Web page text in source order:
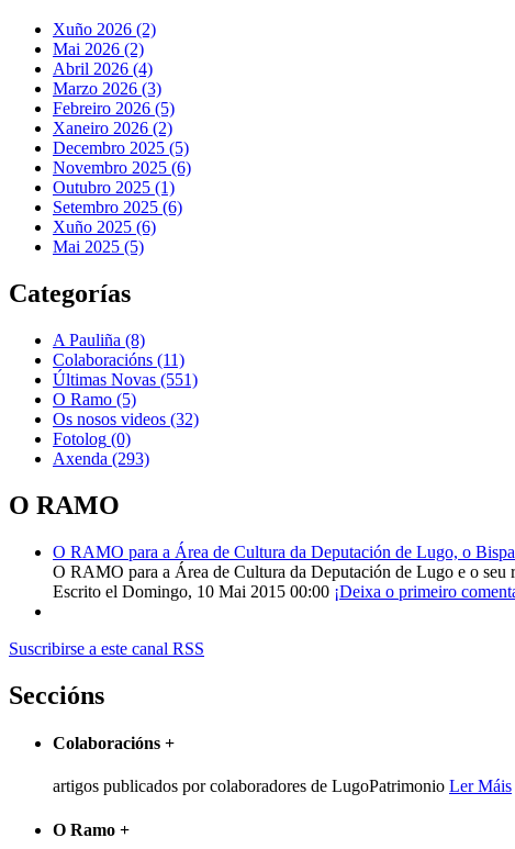
Xuño 2026 (2)
Mai 2026 (2)
Abril 2026 (4)
Marzo 2026 (3)
Febreiro 2026 (5)
Xaneiro 2026 (2)
Decembro 2025 (5)
Novembro 2025 (6)
Outubro 2025 (1)
Setembro 2025 (6)
Xuño 2025 (6)
Mai 2025 (5)
Categorías
A Pauliña (8)
Colaboracións (11)
Últimas Novas (551)
O Ramo (5)
Os nosos videos (32)
Fotolog (0)
Axenda (293)
O RAMO
O RAMO para a Área de Cultura da Deputación de Lugo, o
O RAMO para a Área de Cultura da Deputación de Lugo e o
Escrito el Domingo, 10 Mai 2015 00:00 ¡Deixa o primeiro
Suscribirse a este canal RSS
Seccións
Colaboracións +
artigos publicados por colaboradores de LugoPatrimonio Ler Máis
O Ramo +